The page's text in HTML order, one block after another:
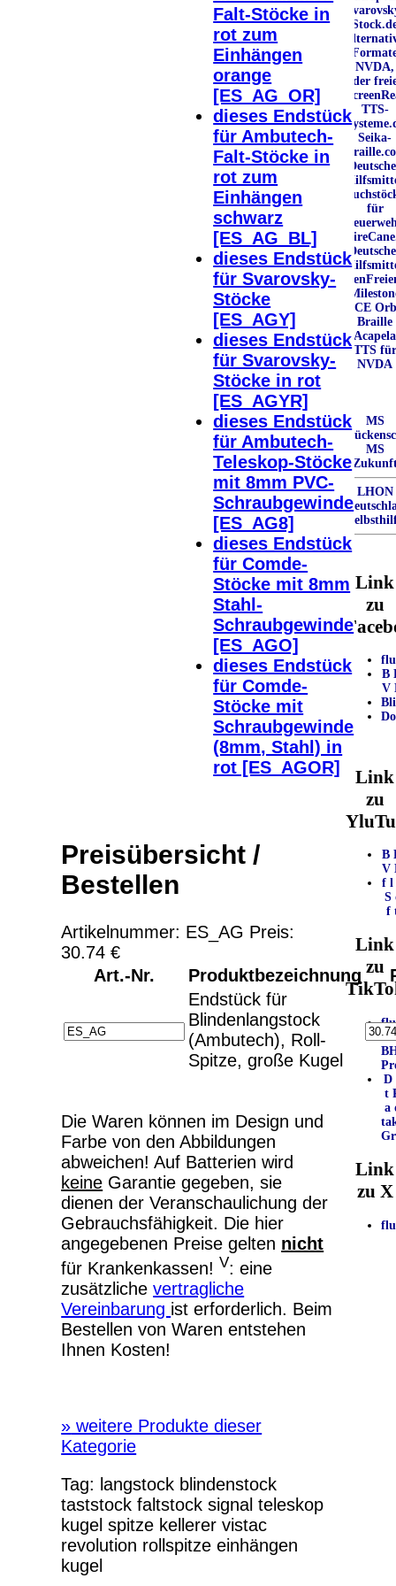
NVDA,
der
TTS-
Seika-
für
ACE
Braille
Acapela
TTS für
NVDA
MS
MS
LHON
Link
zu
B
V
Link
zu
B
V
f l
S
f
Link
zu
/
D
t
a
Link
zu X
Falt-Stöcke in
rot zum
Einhängen
orange
[ES_AG_OR]
dieses Endstück
für Ambutech-
Falt-Stöcke in
rot zum
Einhängen
schwarz
[ES_AG_BL]
dieses Endstück
für Svarovsky-
Stöcke
[ES_AGY]
dieses Endstück
für Svarovsky-
Stöcke in rot
[ES_AGYR]
dieses Endstück
für Ambutech-
Teleskop-Stöcke
mit 8mm PVC-
Schraubgewinde
[ES_AG8]
dieses Endstück
für Comde-
Stöcke mit 8mm
Stahl-
Schraubgewinde
[ES_AGO]
dieses Endstück
für Comde-
Stöcke mit
Schraubgewinde
(8mm, Stahl) in
rot [ES_AGOR]
Preisübersicht /
Bestellen
Artikelnummer: ES_AG Preis:
30.74 €
Art.-Nr.
Produktbezeichnung
Endstück für
Blindenlangstock
(Ambutech), Roll-
Spitze, große Kugel
Die Waren können im Design und
Farbe von den Abbildungen
abweichen! Auf Batterien wird
keine Garantie gegeben, sie
dienen der Veranschaulichung der
Gebrauchsfähigkeit. Die hier
angegebenen Preise gelten nicht
für Krankenkassen! V: eine
zusätzlichevertragliche
Vereinbarung ist erforderlich. Beim
Bestellen von Waren entstehen
Ihnen Kosten!
» weitere Produkte dieser
Kategorie
Tag: langstock blindenstock
taststock faltstock signal teleskop
kugel spitze kellerer vistac
revolution rollspitze einhängen
kugel